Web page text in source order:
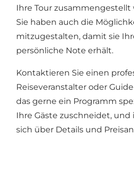
Ihre Tour zusammengestellt
Sie haben auch die
mitzugestalten, damit sie
persönliche Note erhält.
Kontaktieren Sie einen
Reiseveranstalter oder
das gerne ein Programm
Ihre Gäste zuschneidet, und
sich über Details und